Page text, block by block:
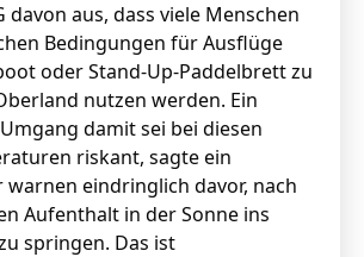
davon aus, dass viele Menschen
Bedingungen für Ausflüge
oder Stand-Up-Paddelbrett zu
nutzen werden. Ein
damit sei bei diesen
riskant, sagte ein
warnen eindringlich davor, nach
Aufenthalt in der Sonne ins
springen. Das ist